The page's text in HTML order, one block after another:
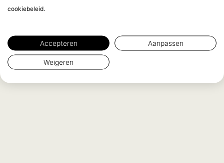
cookiebeleid.
Accepteren Aanpassen
Weigeren